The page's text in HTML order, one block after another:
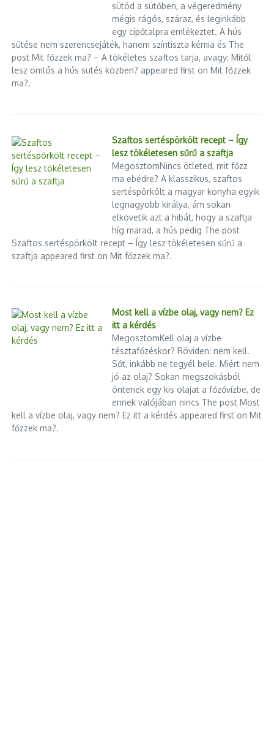
sütöd a sütőben, a végeredmény
mégis rágós, száraz, és leginkább
egy cipőtalpra emlékeztet. A hús
sütése nem szerencsejáték, hanem színtiszta kémia és The
post Mit főzzek ma? – A tökéletes szaftos tarja, avagy: Mitől
lesz omlós a hús sütés közben? appeared first on Mit főzzek
ma?.
Szaftos sertéspörkölt recept – Így
lesz tökéletesen sűrű a szaftja
MegosztomNincs ötleted, mit főzz
ma ebédre? A klasszikus, szaftos
sertéspörkölt a magyar konyha egyik
legnagyobb királya, ám sokan
elkövetik azt a hibát, hogy a szaftja
híg marad, a hús pedig The post
Szaftos sertéspörkölt recept – Így lesz tökéletesen sűrű a
szaftja appeared first on Mit főzzek ma?.
Most kell a vízbe olaj, vagy nem? Ez
itt a kérdés
MegosztomKell olaj a vízbe
tésztafőzéskor? Röviden: nem kell.
Sőt, inkább ne tegyél bele. Miért nem
jó az olaj? Sokan megszokásból
öntenek egy kis olajat a főzővízbe, de
ennek valójában nincs The post Most
kell a vízbe olaj, vagy nem? Ez itt a kérdés appeared first on Mit
főzzek ma?.